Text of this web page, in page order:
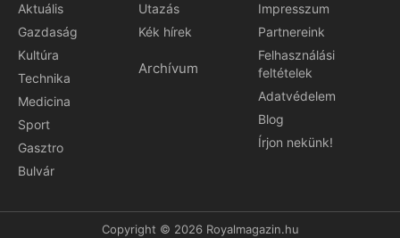
Aktuális
Gazdaság
Kultúra
Technika
Medicina
Sport
Gasztro
Bulvár
Utazás
Kék hírek
Archívum
Impresszum
Partnereink
Felhasználási
feltételek
Adatvédelem
Blog
Írjon nekünk!
Copyright © 2026 Royalmagazin.hu